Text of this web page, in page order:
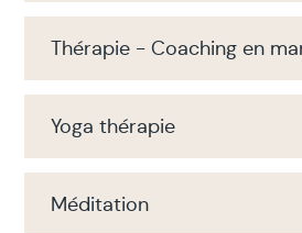
Thérapie - Coaching en
Yoga thérapie
Méditation